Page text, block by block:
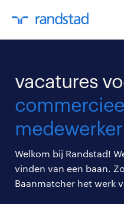
vacatures
Welkom bij Randstad!
vinden van een baan.
Baanmatcher het werk